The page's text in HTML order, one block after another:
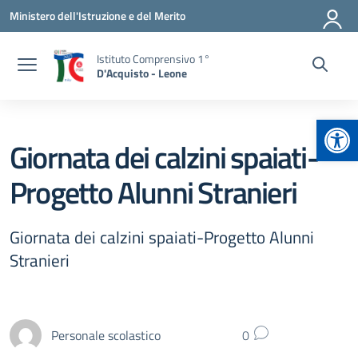
Vai ai contenuti
Vai al menu di navigazione
Vai al footer
Ministero dell'Istruzione e del Merito
Istituto Comprensivo 1°
D'Acquisto - Leone
Giornata dei calzini spaiati-
Progetto Alunni Stranieri
Giornata dei calzini spaiati-Progetto Alunni
Stranieri
Personale scolastico 0